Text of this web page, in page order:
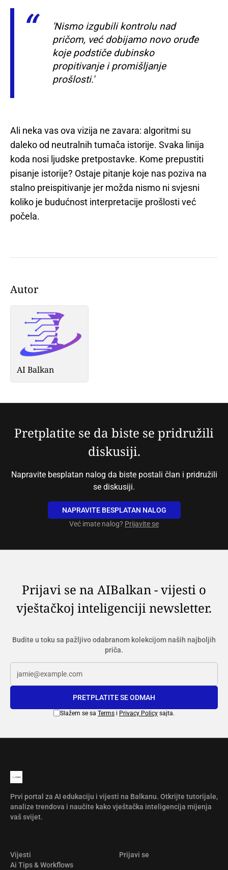
'Nismo izgubili kontrolu nad
pričom, već dobijamo novo oruđe
koje podstiče dubinsko
propitivanje i promišljanje
prošlosti.'
Ali neka vas ova vizija ne zavara: algoritmi su
daleko od neutralnih tumača istorije. Svaka linija
koda nosi ljudske pretpostavke. Kome prepustiti
pisanje istorije? Ostaje pitanje koje nas poziva na
stalno preispitivanje jer možda nismo ni svjesni
koliko je budućnost interpretacije prošlosti već
počela.
Autor
AI Balkan
Pretplatite se da biste se pridružili
diskusiji.
Napravite besplatan nalog da biste postali član i pridružili
se diskusiji.
NAPRAVITE BESPLATAN NALOG
Već imate nalog? Prijavite se
Prijavi se na AIBalkan - vijesti o
vještačkoj inteligenciji newsletter.
Budite u toku sa pažljivo odabranom kolekcijom naših najboljih
priča.
PRETPLATITE SE ODMAH
Slažem se sa Terms i Privacy Policy sajta.
Prvi portal za AI edukaciju i vijesti na Balkanu. Otkrijte tutorijale,
analize trendova i naučite kako vještačka inteligencija mijenja
vaš svijet.
Vijesti
Ai Tips & Workflows
Prijavi se